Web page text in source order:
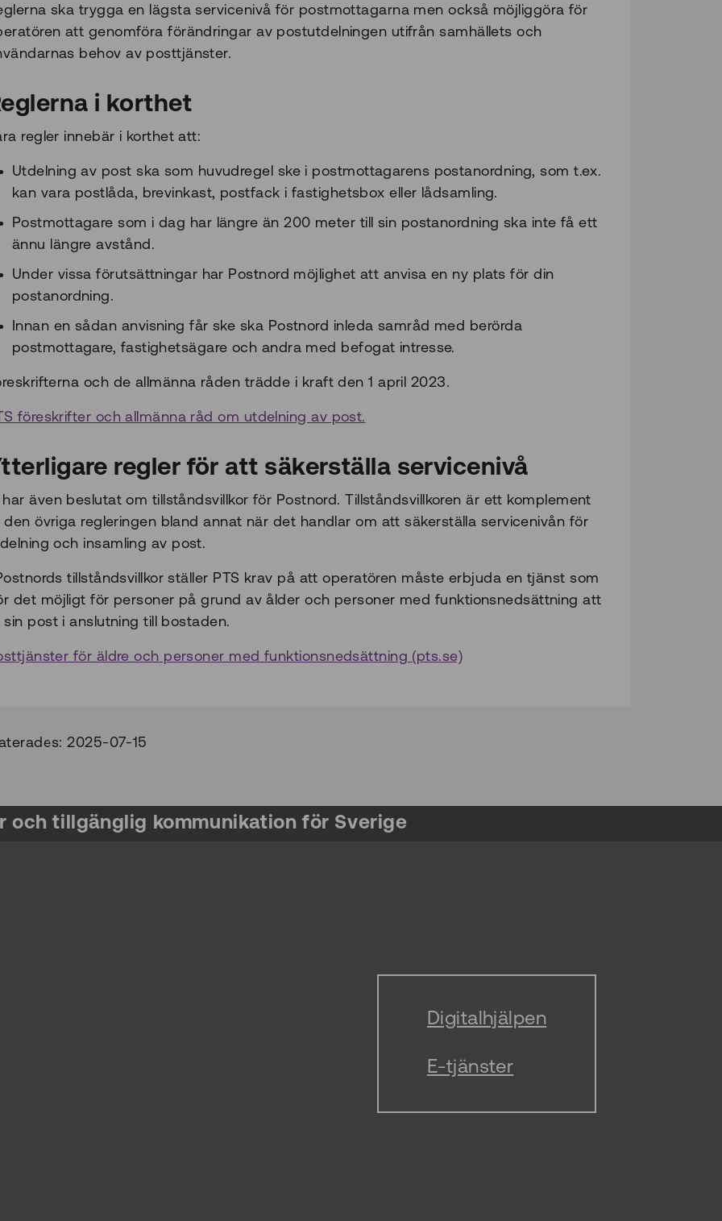
ska trygga en lägsta servicenivå för postmottagarna men också möjliggöra för
att genomföra förändringar av postutdelningen utifrån samhällets och
behov av posttjänster.
i korthet
regler innebär i korthet att:
Utdelning av post ska som huvudregel ske i postmottagarens postanordning, som t.ex.
kan vara postlåda, brevinkast, postfack i fastighetsbox eller lådsamling.
Postmottagare som i dag har längre än 200 meter till sin postanordning ska inte få ett
ännu längre avstånd.
Under vissa förutsättningar har Postnord möjlighet att anvisa en ny plats för din
postanordning.
Innan en sådan anvisning får ske ska Postnord inleda samråd med berörda
postmottagare, fastighetsägare och andra med befogat intresse.
och de allmänna råden trädde i kraft den 1 april 2023.
föreskrifter och allmänna råd om utdelning av post.
regler för att säkerställa servicenivå
har även beslutat om tillståndsvillkor för Postnord. Tillståndsvillkoren är ett komplement
den övriga regleringen bland annat när det handlar om att säkerställa servicenivån för
och insamling av post.
tillståndsvillkor ställer PTS krav på att operatören måste erbjuda en tjänst som
det möjligt för personer på grund av ålder och personer med funktionsnedsättning att
sin post i anslutning till bostaden.
för äldre och personer med funktionsnedsättning (pts.se)
2025-07-15
och tillgänglig kommunikation för Sverige
Digitalhjälpen
E-tjänster